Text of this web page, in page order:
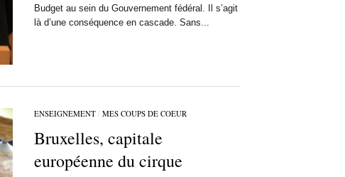
Budget au sein du Gouvernement fédéral. Il s’agit
là d’une conséquence en cascade. Sans...
ENSEIGNEMENT/ MES COUPS DE COEUR
Bruxelles, capitale
européenne du cirque